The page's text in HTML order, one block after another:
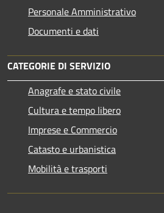
Personale Amministrativo
Documenti e dati
CATEGORIE DI SERVIZIO
Anagrafe e stato civile
Cultura e tempo libero
Imprese e Commercio
Catasto e urbanistica
Mobilità e trasporti